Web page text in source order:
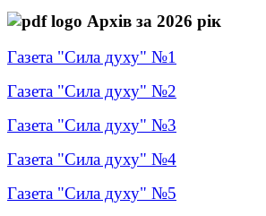
Архів за 2026 рік
Газета "Сила духу" №1
Газета "Сила духу" №2
Газета "Сила духу" №3
Газета "Сила духу" №4
Газета "Сила духу" №5